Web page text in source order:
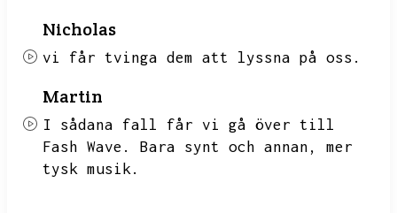
Nicholas
vi får tvinga dem att lyssna på oss.
Martin
I sådana fall får vi gå över till
Fash Wave.
Bara synt och annan,
mer
tysk musik.